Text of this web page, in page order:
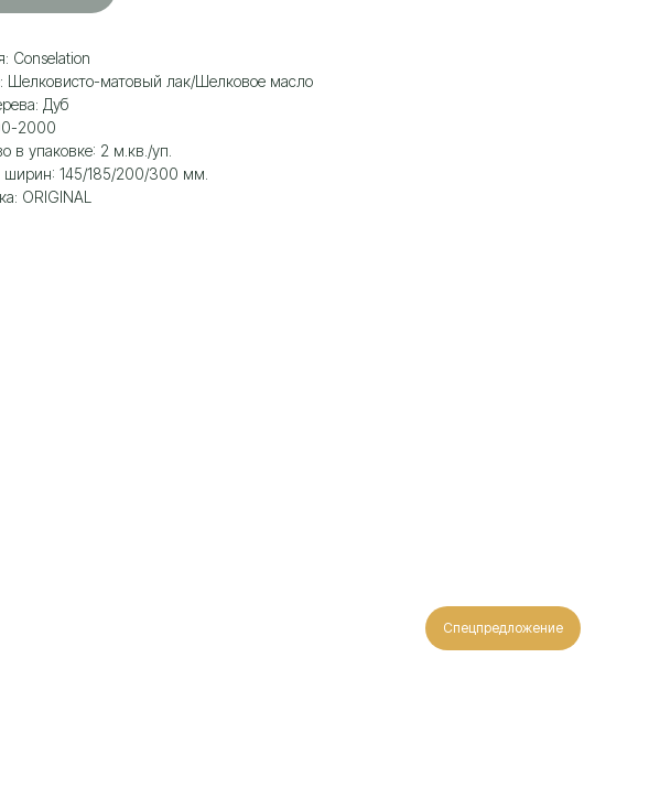
Сonselation
Шелковисто-матовый лак/Шелковое масло
Дуб
2000
в упаковке: 2 м.кв./уп.
ширин: 145/185/200/300 мм.
ORIGINAL
Спецпредложение